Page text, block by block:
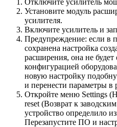
Отключите усилитель
Установите модуль
усилителя.
Включите усилитель и
Предупреждение: если в
сохранена настройка
расширения, она не
конфигурацией
новую настройку
и перенести параметры
Откройте меню Settings
reset (Возврат к
устройство определило
Перезапустите ПО и